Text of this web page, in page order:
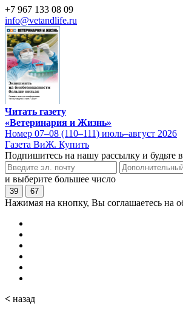
+7 967 133 08 09
info@vetandlife.ru
Читать газету
«Ветеринария и Жизнь»
Номер 07–08 (110–111) июль–август 2026
Газета ВиЖ. Купить
Подпишитесь на нашу рассылку и будьте
и выберите большее число
39 67
Нажимая на кнопку, Вы соглашаетесь на
< назад